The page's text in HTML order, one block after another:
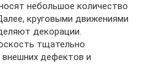
небольшое количество
круговыми движениями
декорации.
тщательно
дефектов и